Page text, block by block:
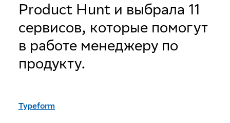
полезных
сервисов
Product Hunt и выбрала 11
сервисов, которые помогут
в работе менеджеру по
продукту.
Typeform